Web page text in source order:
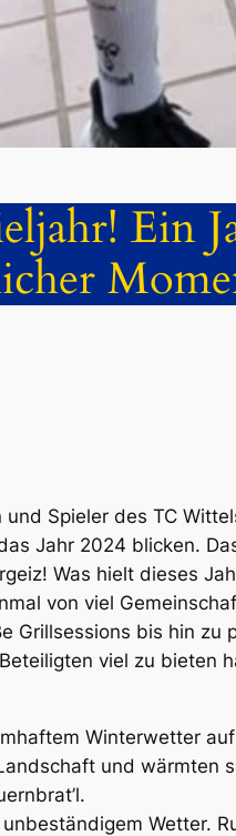
Ein
Spieler des TC
Jahr 2024 blicken.
Was hielt dieses
von viel
Grillsessions bis hin
viel zu bieten
Winterwetter
und wärmten
Wetter.